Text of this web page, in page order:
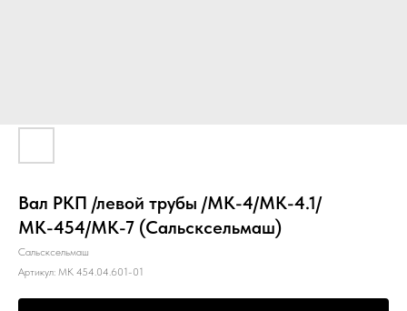
Вал РКП /левой трубы /МК-4/МК-4.1/
МК-454/МК-7 (Сальсксельмаш)
Сальсксельмаш
Артикул: МК 454.04.601-01